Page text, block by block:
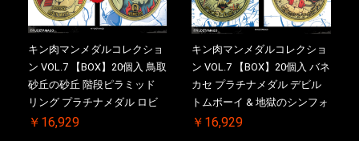
キン肉マンメダルコレクショ
ン VOL.7 【BOX】20個入 鳥取
砂丘の砂丘 階段ピラミッド
リング プラチナメダル ロビ
ンマスク VS.ネメシス 初回シ
￥16,929
キン肉マンメダルコレクショ
ン VOL.7 【BOX】20個入 バネ
カセ プラチナメダル デビル
トムボーイ & 地獄のシンフォ
ニー 初回シリアルNO.入 ケー
￥16,929